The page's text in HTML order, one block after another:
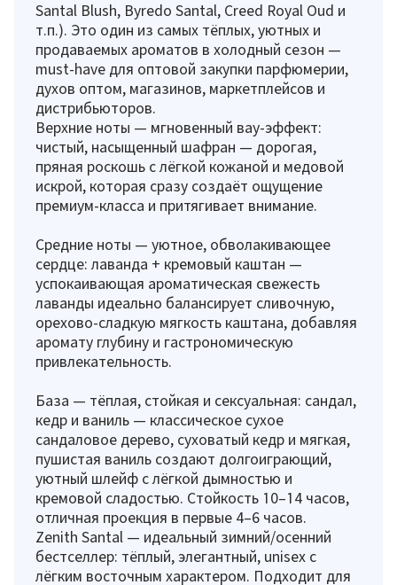
Santal Blush, Byredo Santal, Creed Royal Oud и
т.п.). Это один из самых тёплых, уютных и
продаваемых ароматов в холодный сезон —
must-have для оптовой закупки парфюмерии,
духов оптом, магазинов, маркетплейсов и
дистрибьюторов.
Верхние ноты — мгновенный вау-эффект:
чистый, насыщенный шафран — дорогая,
пряная роскошь с лёгкой кожаной и медовой
искрой, которая сразу создаёт ощущение
премиум-класса и притягивает внимание.
Средние ноты — уютное, обволакивающее
сердце: лаванда + кремовый каштан —
успокаивающая ароматическая свежесть
лаванды идеально балансирует сливочную,
орехово-сладкую мягкость каштана, добавляя
аромату глубину и гастрономическую
привлекательность.
База — тёплая, стойкая и сексуальная: сандал,
кедр и ваниль — классическое сухое
сандаловое дерево, суховатый кедр и мягкая,
пушистая ваниль создают долгоиграющий,
уютный шлейф с лёгкой дымностью и
кремовой сладостью. Стойкость 10–14 часов,
отличная проекция в первые 4–6 часов.
Zenith Santal — идеальный зимний/осенний
бестселлер: тёплый, элегантный, unisex с
лёгким восточным характером. Подходит для